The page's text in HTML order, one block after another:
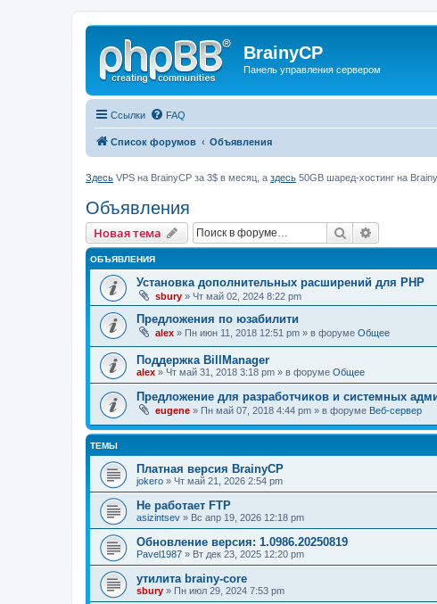
BrainyCP
Панель управления сервером
Ссылки FAQ
Список форумов Объявления
Здесь VPS на BrainyCP за 3$ в месяц, а здесь 50GB шаред-хостинг на
Объявления
Новая тема Поиск
ОБЪЯВЛЕНИЯ
Установка дополнительных расширений для PHP
sbury » Чт май 02, 2024 8:22 pm
Предложения по юзабилити
alex » Пн июн 11, 2018 12:51 pm » в форуме Общее
Поддержка BillManager
alex » Чт май 31, 2018 3:18 pm » в форуме Общее
Предложение для разработчиков и системных
eugene » Пн май 07, 2018 4:44 pm » в форуме Веб-сервер
ТЕМЫ
Платная версия BrainyCP
jokero » Чт май 21, 2026 2:54 pm
Не работает FTP
asizintsev » Вс апр 19, 2026 12:18 pm
Обновление версия: 1.0986.20250819
Pavel1987 » Вт дек 23, 2025 12:20 pm
утилита brainy-core
sbury » Пн июл 29, 2024 7:53 pm